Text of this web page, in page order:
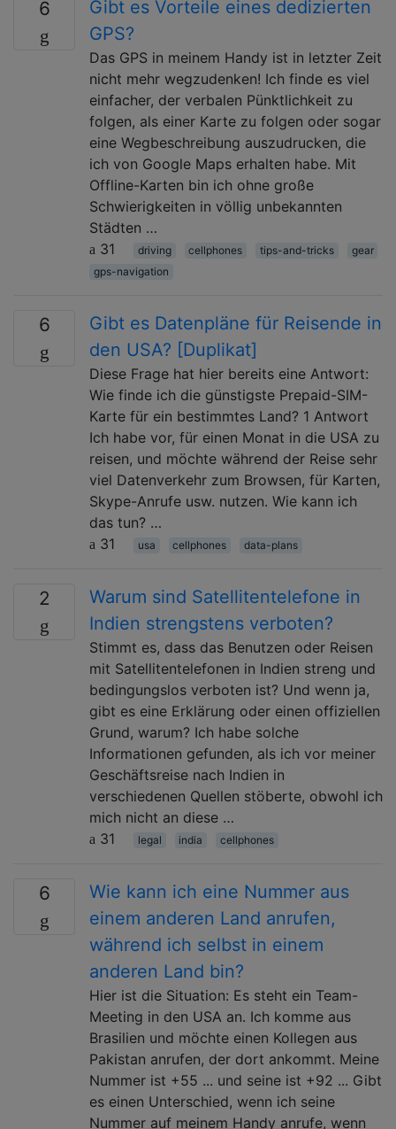
6
Gibt es Vorteile eines dedizierten
GPS?
Das GPS in meinem Handy ist in letzter Zeit
nicht mehr wegzudenken! Ich finde es viel
einfacher, der verbalen Pünktlichkeit zu
folgen, als einer Karte zu folgen oder sogar
eine Wegbeschreibung auszudrucken, die
ich von Google Maps erhalten habe. Mit
Offline-Karten bin ich ohne große
Schwierigkeiten in völlig unbekannten
Städten …
31
driving cellphones tips-and-tricks
gear
gps-navigation
6
Gibt es Datenpläne für Reisende in
den USA? [Duplikat]
Diese Frage hat hier bereits eine Antwort:
Wie finde ich die günstigste Prepaid-SIM-
Karte für ein bestimmtes Land? 1 Antwort
Ich habe vor, für einen Monat in die USA zu
reisen, und möchte während der Reise sehr
viel Datenverkehr zum Browsen, für Karten,
Skype-Anrufe usw. nutzen. Wie kann ich
das tun? …
31
usa cellphones data-plans
2
Warum sind Satellitentelefone in
Indien strengstens verboten?
Stimmt es, dass das Benutzen oder Reisen
mit Satellitentelefonen in Indien streng und
bedingungslos verboten ist? Und wenn ja,
gibt es eine Erklärung oder einen offiziellen
Grund, warum? Ich habe solche
Informationen gefunden, als ich vor meiner
Geschäftsreise nach Indien in
verschiedenen Quellen stöberte, obwohl ich
mich nicht an diese …
31
legal india cellphones
6
Wie kann ich eine Nummer aus
einem anderen Land anrufen,
während ich selbst in einem
anderen Land bin?
Hier ist die Situation: Es steht ein Team-
Meeting in den USA an. Ich komme aus
Brasilien und möchte einen Kollegen aus
Pakistan anrufen, der dort ankommt. Meine
Nummer ist +55 ... und seine ist +92 ... Gibt
es einen Unterschied, wenn ich seine
Nummer auf meinem Handy anrufe, wenn